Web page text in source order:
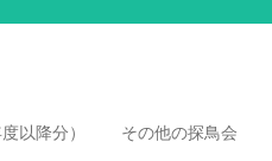
以降分） その他の探鳥会